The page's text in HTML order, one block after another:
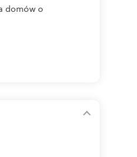
domów o